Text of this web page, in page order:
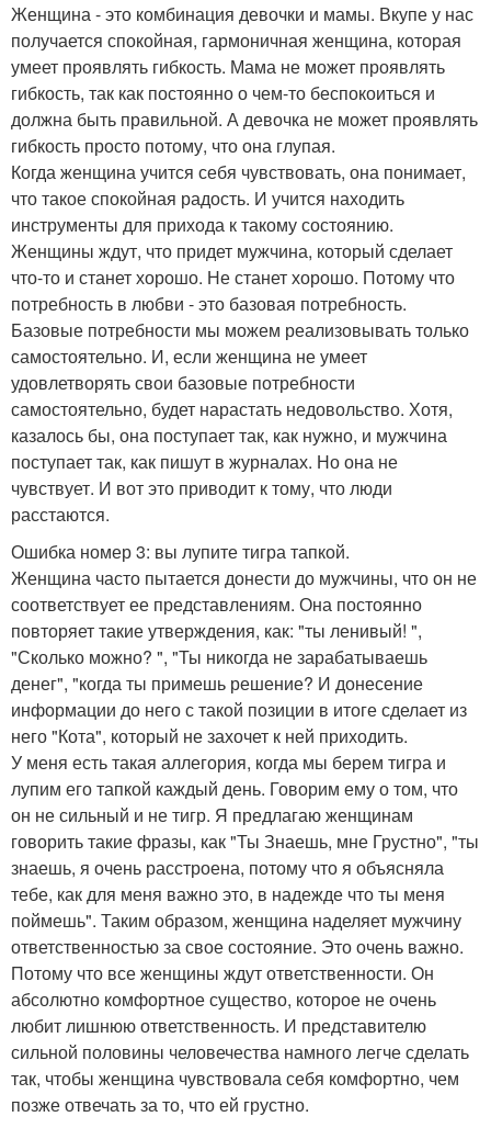
Женщина - это комбинация девочки и мамы. Вкупе у нас
получается спокойная, гармоничная женщина, которая
умеет проявлять гибкость. Мама не может проявлять
гибкость, так как постоянно о чем-то беспокоиться и
должна быть правильной. А девочка не может проявлять
гибкость просто потому, что она глупая.
Когда женщина учится себя чувствовать, она понимает,
что такое спокойная радость. И учится находить
инструменты для прихода к такому состоянию.
Женщины ждут, что придет мужчина, который сделает
что-то и станет хорошо. Не станет хорошо. Потому что
потребность в любви - это базовая потребность.
Базовые потребности мы можем реализовывать только
самостоятельно. И, если женщина не умеет
удовлетворять свои базовые потребности
самостоятельно, будет нарастать недовольство. Хотя,
казалось бы, она поступает так, как нужно, и мужчина
поступает так, как пишут в журналах. Но она не
чувствует. И вот это приводит к тому, что люди
расстаются.
Ошибка номер 3: вы лупите тигра тапкой.
Женщина часто пытается донести до мужчины, что он не
соответствует ее представлениям. Она постоянно
повторяет такие утверждения, как: "ты ленивый! ",
"Сколько можно? ", "Ты никогда не зарабатываешь
денег", "когда ты примешь решение? И донесение
информации до него с такой позиции в итоге сделает из
него "Кота", который не захочет к ней приходить.
У меня есть такая аллегория, когда мы берем тигра и
лупим его тапкой каждый день. Говорим ему о том, что
он не сильный и не тигр. Я предлагаю женщинам
говорить такие фразы, как "Ты Знаешь, мне Грустно", "ты
знаешь, я очень расстроена, потому что я объясняла
тебе, как для меня важно это, в надежде что ты меня
поймешь". Таким образом, женщина наделяет мужчину
ответственностью за свое состояние. Это очень важно.
Потому что все женщины ждут ответственности. Он
абсолютно комфортное существо, которое не очень
любит лишнюю ответственность. И представителю
сильной половины человечества намного легче сделать
так, чтобы женщина чувствовала себя комфортно, чем
позже отвечать за то, что ей грустно.